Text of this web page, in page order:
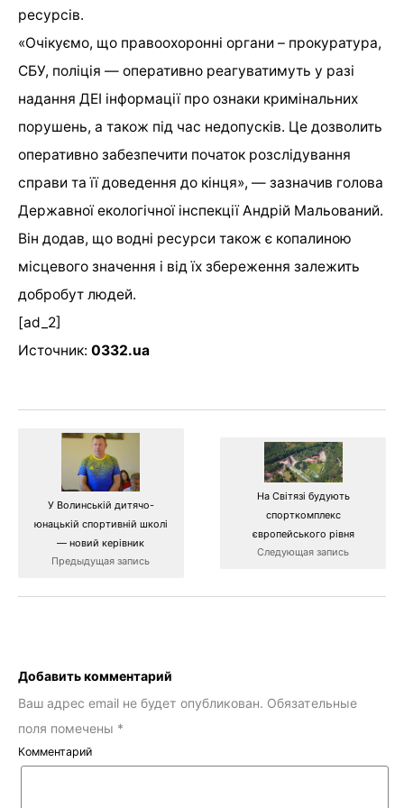
ресурсів.
«Очікуємо, що правоохоронні органи – прокуратура,
СБУ, поліція — оперативно реагуватимуть у разі
надання ДЕІ інформації про ознаки кримінальних
порушень, а також під час недопусків. Це дозволить
оперативно забезпечити початок розслідування
справи та її доведення до кінця», — зазначив голова
Державної екологічної інспекції Андрій Мальований.
Він додав, що водні ресурси також є копалиною
місцевого значення і від їх збереження залежить
добробут людей.
[ad_2]
Источник: 0332.ua
У Волинській дитячо-
юнацькій спортивній школі
— новий керівник
Предыдущая запись
На Світязі будують
спорткомплекс
європейського рівня
Следующая запись
Добавить комментарий
Ваш адрес email не будет опубликован. Обязательные
поля помечены *
Комментарий